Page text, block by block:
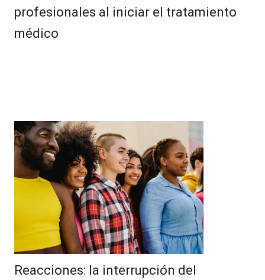
profesionales al iniciar el tratamiento
médico
Reacciones: la interrupción del